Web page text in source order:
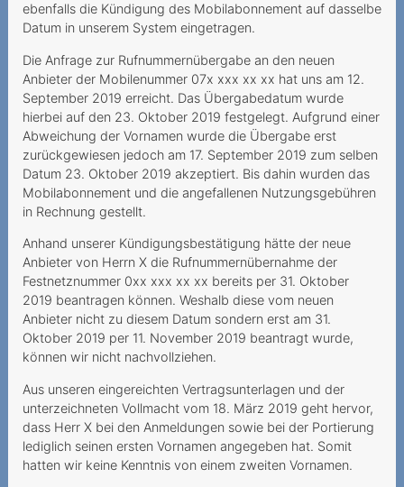
ebenfalls die Kündigung des Mobilabonnement auf dasselbe
Datum in unserem System eingetragen.
Die Anfrage zur Rufnummernübergabe an den neuen
Anbieter der Mobilenummer 07x xxx xx xx hat uns am 12.
September 2019 erreicht. Das Übergabedatum wurde
hierbei auf den 23. Oktober 2019 festgelegt. Aufgrund einer
Abweichung der Vornamen wurde die Übergabe erst
zurückgewiesen jedoch am 17. September 2019 zum selben
Datum 23. Oktober 2019 akzeptiert. Bis dahin wurden das
Mobilabonnement und die angefallenen Nutzungsgebühren
in Rechnung gestellt.
Anhand unserer Kündigungsbestätigung hätte der neue
Anbieter von Herrn X die Rufnummernübernahme der
Festnetznummer 0xx xxx xx xx bereits per 31. Oktober
2019 beantragen können. Weshalb diese vom neuen
Anbieter nicht zu diesem Datum sondern erst am 31.
Oktober 2019 per 11. November 2019 beantragt wurde,
können wir nicht nachvollziehen.
Aus unseren eingereichten Vertragsunterlagen und der
unterzeichneten Vollmacht vom 18. März 2019 geht hervor,
dass Herr X bei den Anmeldungen sowie bei der Portierung
lediglich seinen ersten Vornamen angegeben hat. Somit
hatten wir keine Kenntnis von einem zweiten Vornamen.
Spam-Ordner überprüfen
Ablaufdatum
Grundversorgung für alle
Lorsque le prestataire
estime que la vie dure 720
mois
contrat
Nummerportierung - leeres
Versprechen?
Teure Anrufe an 0900-
Nummer
Unerwünschte Verwendung
von Daten für
Marketingzwecke
Unlimitierte Daten mit